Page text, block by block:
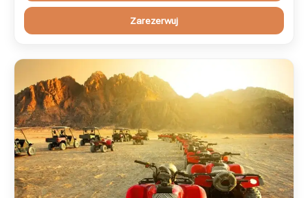
Zarezerwuj